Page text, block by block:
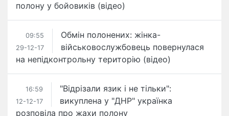
полону у бойовиків (відео)
09:55
29-12-17
Обмін полонених: жінка-
військовослужбовець повернулася
на непідконтрольну територію (відео)
16:59
12-12-17
"Відрізали язик і не тільки":
викуплена у "ДНР" українка
розповіла про жахи полону